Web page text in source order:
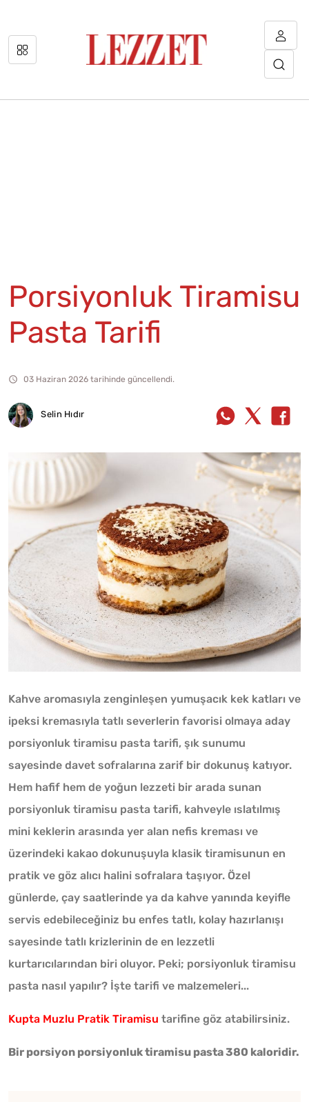
Porsiyonluk Tiramisu
Pasta Tarifi
03 Haziran 2026 tarihinde güncellendi.
Selin Hıdır
Kahve aromasıyla zenginleşen yumuşacık kek katları ve
ipeksi kremasıyla tatlı severlerin favorisi olmaya aday
porsiyonluk tiramisu pasta tarifi, şık sunumu
sayesinde davet sofralarına zarif bir dokunuş katıyor.
Hem hafif hem de yoğun lezzeti bir arada sunan
porsiyonluk tiramisu pasta tarifi, kahveyle ıslatılmış
mini keklerin arasında yer alan nefis kreması ve
üzerindeki kakao dokunuşuyla klasik tiramisunun en
pratik ve göz alıcı halini sofralara taşıyor. Özel
günlerde, çay saatlerinde ya da kahve yanında keyifle
servis edebileceğiniz bu enfes tatlı, kolay hazırlanışı
sayesinde tatlı krizlerinin de en lezzetli
kurtarıcılarından biri oluyor. Peki; porsiyonluk tiramisu
pasta nasıl yapılır? İşte tarifi ve malzemeleri...
Kupta Muzlu Pratik Tiramisu tarifine göz atabilirsiniz.
Bir porsiyon porsiyonluk tiramisu pasta 380 kaloridir.